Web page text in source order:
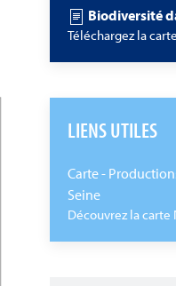
Biodiversité
Téléchargez la
LIENS UTILES
Carte -
Seine
Découvrez la carte